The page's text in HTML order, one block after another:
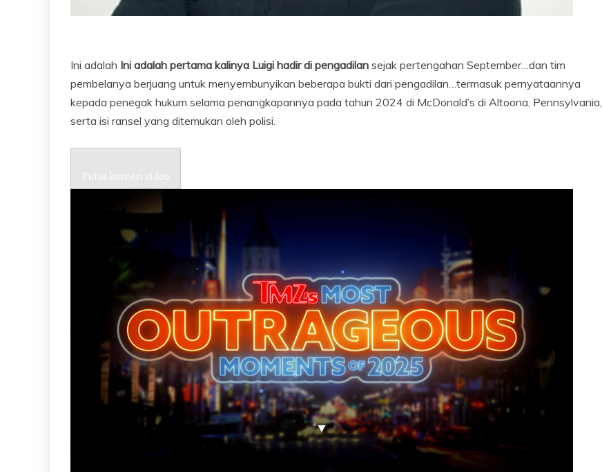
Ini adalah Ini adalah pertama kalinya Luigi hadir di pengadilan sejak pertengahan September…dan tim
pembelanya berjuang untuk menyembunyikan beberapa bukti dari pengadilan…termasuk pernyataannya
kepada penegak hukum selama penangkapannya pada tahun 2024 di McDonald’s di Altoona, Pennsylvania,
serta isi ransel yang ditemukan oleh polisi.
Putar konten video